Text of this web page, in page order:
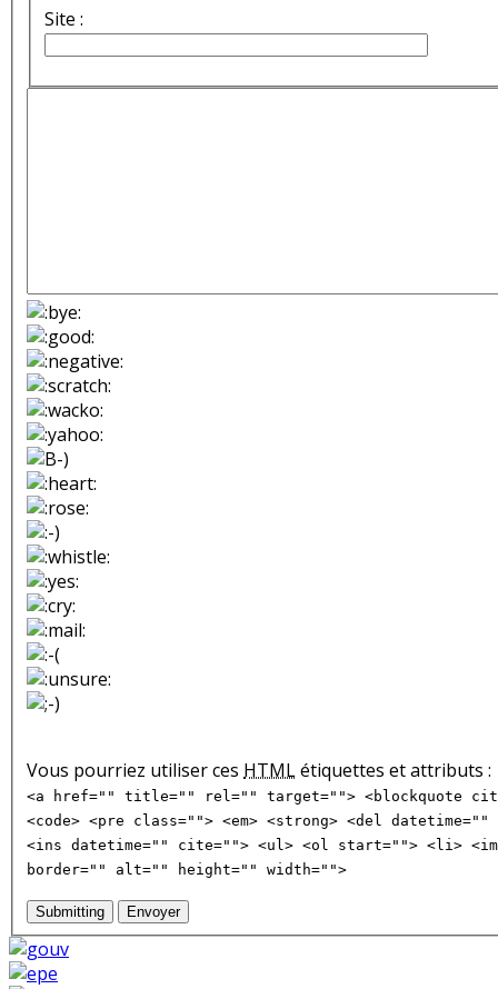
Site :
Vous pourriez utiliser ces HTMLétiquettes et attributs :
<a href="" title="" rel="" target=""> <blockquote
<code> <pre class=""> <em> <strong> <del
<ins datetime="" cite=""> <ul> <ol start=""> <li>
border="" alt="" height="" width="">
Submitting Envoyer